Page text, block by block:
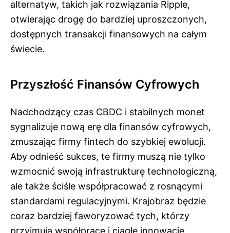
alternatyw, takich jak rozwiązania Ripple,
otwierając drogę do bardziej uproszczonych,
dostępnych transakcji finansowych na całym
świecie.
Przyszłość Finansów Cyfrowych
Nadchodzący czas CBDC i stabilnych monet
sygnalizuje nową erę dla finansów cyfrowych,
zmuszając firmy fintech do szybkiej ewolucji.
Aby odnieść sukces, te firmy muszą nie tylko
wzmocnić swoją infrastrukturę technologiczną,
ale także ściśle współpracować z rosnącymi
standardami regulacyjnymi. Krajobraz będzie
coraz bardziej faworyzować tych, którzy
przyjmują współpracę i ciągłe innowacje,